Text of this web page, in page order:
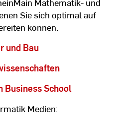
Sie sich optimal auf
können.
und Bau
Business School
Medien: